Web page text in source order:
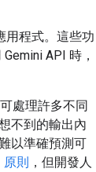
用程式。這些功
API 時，
處理許多不同
不到的輸出內
以準確預測可
原則 ，但開發人